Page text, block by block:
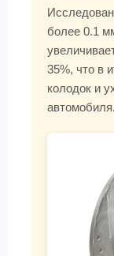
более 0.1
35%, что в
колодок и
автомобиля.